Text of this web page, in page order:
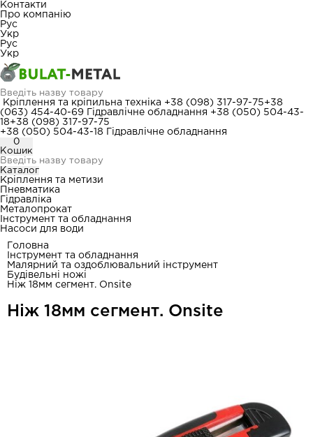
Контакти
Про компанію
Рус
Укр
Рус
Укр
Кріплення та кріпильна техніка +38 (098) 317-97-75+38
(063) 454-40-69
Гідравлічне обладнання +38 (050) 504-43-
18+38 (098) 317-97-75
+38 (050) 504-43-18
Гідравлічне обладнання
0
Кошик
Каталог
Кріплення та метизи
Пневматика
Гідравліка
Металопрокат
Інструмент та обладнання
Насоси для води
Головна
Інструмент та обладнання
Малярний та оздоблювальний інструмент
Будівельні ножі
Ніж 18мм сегмент. Onsite
Ніж 18мм сегмент. Onsite